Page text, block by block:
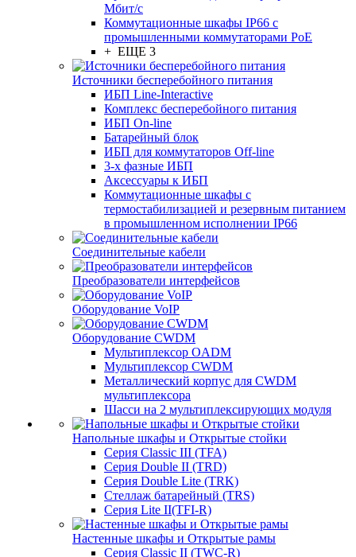
Мбит/с
Коммутационные шкафы IP66 c
промышленными коммутаторами PoE
+ ЕЩЕ 3
Источники бесперебойного питания
ИБП Line-Interactive
Комплекс бесперебойного питания
ИБП On-line
Батарейный блок
ИБП для коммутаторов Off-line
3-х фазные ИБП
Аксессуары к ИБП
Коммутационные шкафы с
термостабилизацией и резервным питанием
в промышленном исполнении IP66
Соединительные кабели
Преобразователи интерфейсов
Оборудование VoIP
Оборудование CWDM
Мультиплекcор OADM
Мультиплексор CWDM
Металлический корпус для CWDM
мультиплексора
Шасси на 2 мультиплексирующих модуля
Напольные шкафы и Открытые стойки
Серия Classic III (TFA)
Серия Double II (TRD)
Серия Double Lite (TRK)
Стеллаж батарейный (TRS)
Серия Lite II(TFI-R)
Настенные шкафы и Открытые рамы
Серия Classic II (TWC-R)